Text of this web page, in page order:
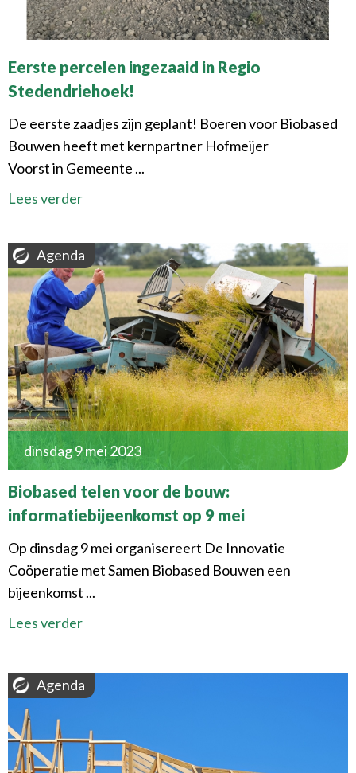
Eerste percelen ingezaaid in Regio
Stedendriehoek!
De eerste zaadjes zijn geplant! Boeren voor Biobased
Bouwen heeft met kernpartner Hofmeijer
Voorst in Gemeente ...
Lees verder
Agenda
dinsdag 9 mei 2023
Biobased telen voor de bouw:
informatiebijeenkomst op 9 mei
Op dinsdag 9 mei organisereert De Innovatie
Coöperatie met Samen Biobased Bouwen een
bijeenkomst ...
Lees verder
Agenda